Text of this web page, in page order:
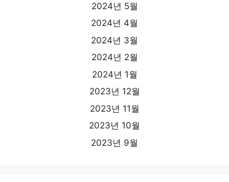
2024년 5월
2024년 4월
2024년 3월
2024년 2월
2024년 1월
2023년 12월
2023년 11월
2023년 10월
2023년 9월